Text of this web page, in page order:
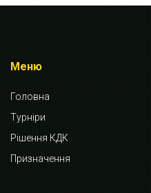
Меню
Головна
Турніри
Рішення КДК
Призначення